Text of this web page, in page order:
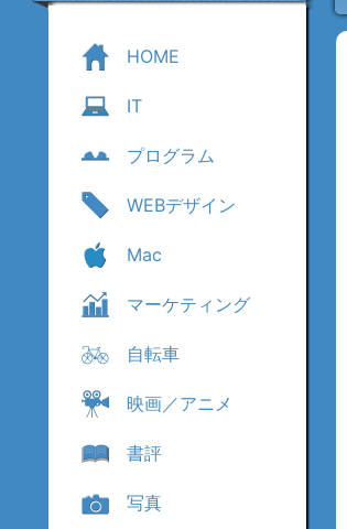
HOME
IT
プログラム
WEBデザイン
Mac
マーケティング
自転車
映画／アニメ
書評
写真